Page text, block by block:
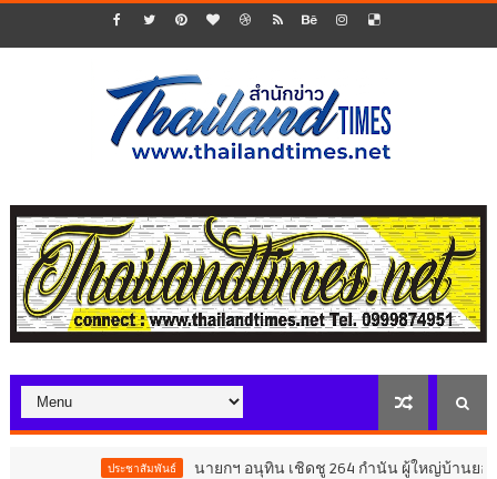
ประชาสัมพันธ์ นายกฯ อนุทิน เชิดชู 264 กำนัน ผู้ใหญ่บ้านยอดเยี่ยม